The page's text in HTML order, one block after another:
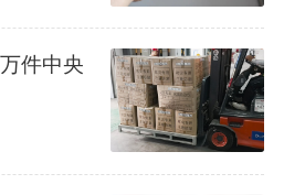
件中央